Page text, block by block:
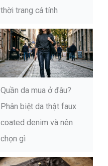
thời trang cá tính
Quần da mua ở đâu?
Phân biệt da thật faux
coated denim và nên
chọn gì